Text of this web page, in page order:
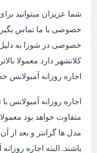
شما عزیزان میتوانید
خصوصی با ما تماس
خصوصی در شورا به
کلانشهر دارد معمولا
اجاره روزانه
اجاره روزانه آمبولانس
باشند. البته اجاره